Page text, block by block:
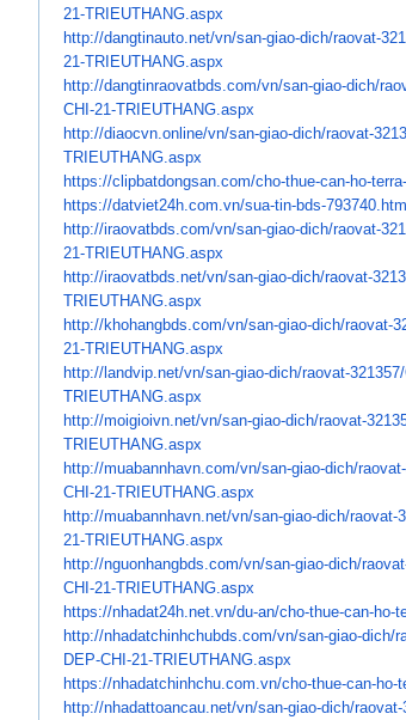
21-TRIEUTHANG.aspx
http://dangtinauto.net/vn/san-giao-dich/raovat-
21-TRIEUTHANG.aspx
http://dangtinraovatbds.com/vn/san-giao-dich/
CHI-21-TRIEUTHANG. aspx
http://diaocvn.online/vn/san-giao-dich/raovat-
TRIEUTHANG.aspx
https://clipbatdongsan.com/cho-thue-can-ho-
https://datviet24h.com.vn/sua-tin-bds-793740.html
http://iraovatbds.com/vn/san-giao-dich/raovat-
21-TRIEUTHANG.aspx
http://iraovatbds.net/vn/san-giao-dich/raovat-
TRIEUTHANG.aspx
http://khohangbds.com/vn/san-giao-dich/raovat-
21-TRIEUTHANG.aspx
http://landvip.net/vn/san-giao-dich/raovat-
TRIEUTHANG.aspx
http://moigioivn.net/vn/san-giao-dich/raovat-
TRIEUTHANG.aspx
http://muabannhavn.com/vn/san-giao-dich/
CHI-21-TRIEUTHANG.aspx
http://muabannhavn.net/vn/san-giao-dich/raovat-
21-TRIEUTHANG.aspx
http://nguonhangbds.com/vn/san-giao-dich/
CHI-21-TRIEUTHANG.aspx
https://nhadat24h.net.vn/du-an/cho-thue-can-ho-
http://nhadatchinhchubds.com/vn/san-giao-dich/
DEP-CHI-21-TRIEUTHANG. aspx
https://nhadatchinhchu.com.vn/cho-thue-can-ho-
http://nhadattoancau.net/vn/san-giao-dich/raovat-